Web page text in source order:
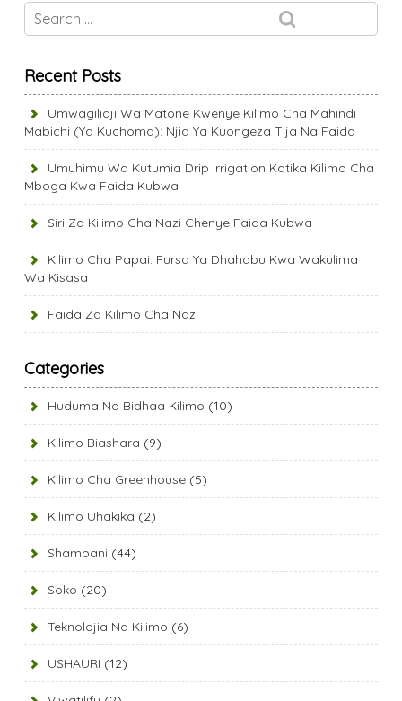
Recent Posts
Umwagiliaji Wa Matone Kwenye Kilimo Cha Mahindi
Mabichi (Ya Kuchoma): Njia Ya Kuongeza Tija Na Faida
Umuhimu Wa Kutumia Drip Irrigation Katika Kilimo Cha
Mboga Kwa Faida Kubwa
Siri Za Kilimo Cha Nazi Chenye Faida Kubwa
Kilimo Cha Papai: Fursa Ya Dhahabu Kwa Wakulima
Wa Kisasa
Faida Za Kilimo Cha Nazi
Categories
Huduma Na Bidhaa Kilimo (10)
Kilimo Biashara (9)
Kilimo Cha Greenhouse (5)
Kilimo Uhakika (2)
Shambani (44)
Soko (20)
Teknolojia Na Kilimo (6)
USHAURI (12)